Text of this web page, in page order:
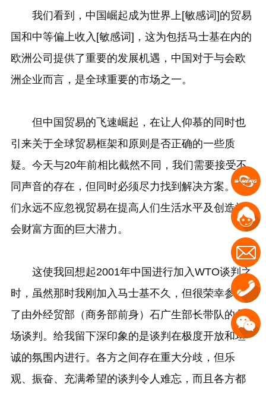
我们看到，中国崛起成为世界上[敏感词]的贸易
国和中等偏上收入[敏感词]，这为包括马士基在内的
欧洲公司提供了重要的发展机遇，中国对于与会欧
洲企业而言，是全球重要的市场之一。
但中国贸易的飞速崛起，在让人仰慕的同时也
引来关于全球贸易框架和原则是否正确的一些质
疑。今天与20年前相比截然不同，我们需要接受不
同声音的存在，但同时必须尽力找到解决方案。我
们永远不应忽视贸易在提高人们生活水平及创造社
会财富方面的巨大潜力。
这使我回想起2001年中国进行加入WTO谈判之
时，虽然那时我刚加入马士基不久，但很荣幸参加
了由外经贸部（商务部前身）石广生部长带队的几
场谈判。给我留下深印象的是谈判在极度开放和坦
诚的氛围内进行。各方之间存在重大分歧，但乐
观、振奋、充满希望的谈判令人难忘，而且各方都